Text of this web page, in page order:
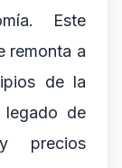
Este
remonta a
de la
de
precios